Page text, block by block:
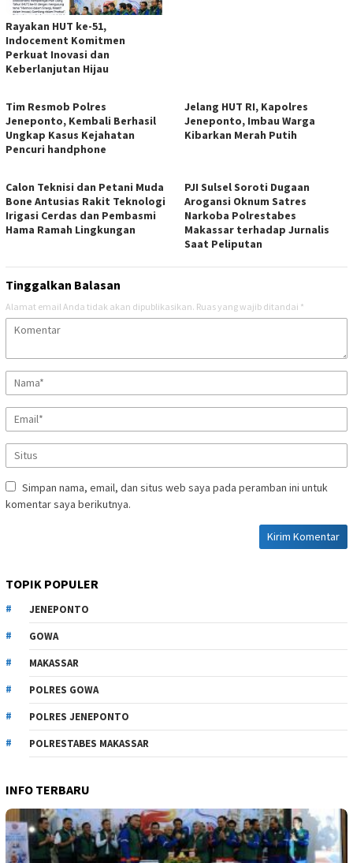
Rayakan HUT ke-51,
Indocement Komitmen
Perkuat Inovasi dan
Keberlanjutan Hijau
Tim Resmob Polres
Jeneponto, Kembali Berhasil
Ungkap Kasus Kejahatan
Pencuri handphone
Jelang HUT RI, Kapolres
Jeneponto, Imbau Warga
Kibarkan Merah Putih
Calon Teknisi dan Petani Muda
Bone Antusias Rakit Teknologi
Irigasi Cerdas dan Pembasmi
Hama Ramah Lingkungan
PJI Sulsel Soroti Dugaan
Arogansi Oknum Satres
Narkoba Polrestabes
Makassar terhadap Jurnalis
Saat Peliputan
Tinggalkan Balasan
Alamat email Anda tidak akan dipublikasikan. Ruas yang wajib ditandai *
Simpan nama, email, dan situs web saya pada peramban ini untuk
komentar saya berikutnya.
TOPIK POPULER
JENEPONTO
GOWA
MAKASSAR
POLRES GOWA
POLRES JENEPONTO
POLRESTABES MAKASSAR
INFO TERBARU